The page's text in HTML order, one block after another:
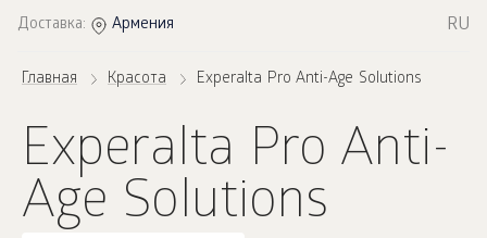
Доставка: Армения RU
Главная Красота Experalta Pro Anti-Age Solutions
Experalta Pro Anti-
Age Solutions